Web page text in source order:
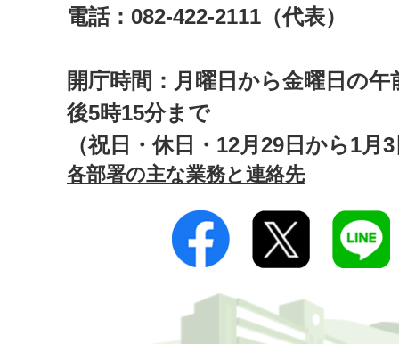
電話：082-422-2111（代表）
開庁時間：月曜日から金曜日の午
後5時15分まで
（祝日・休日・12月29日から1月
各部署の主な業務と連絡先